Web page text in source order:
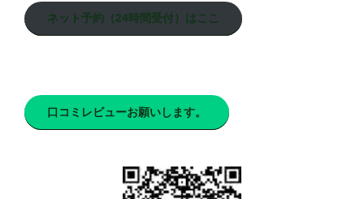
ネット予約（24時間受付）はここ
口コミレビューお願いします。